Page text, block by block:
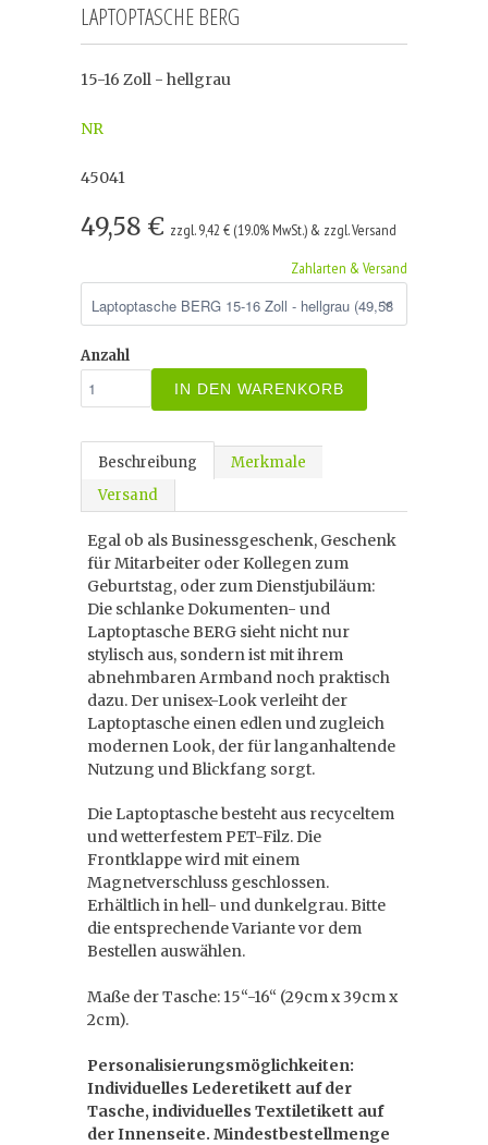
LAPTOPTASCHE BERG
15-16 Zoll - hellgrau
NR
45041
49,58 € zzgl. 9,42 € (19.0% MwSt.) & zzgl. Versand
Zahlarten & Versand
Anzahl
IN DEN WARENKORB
Beschreibung
Merkmale
Versand
Egal ob als Businessgeschenk, Geschenk
für Mitarbeiter oder Kollegen zum
Geburtstag, oder zum Dienstjubiläum:
Die schlanke Dokumenten- und
Laptoptasche BERG sieht nicht nur
stylisch aus, sondern ist mit ihrem
abnehmbaren Armband noch praktisch
dazu. Der unisex-Look verleiht der
Laptoptasche einen edlen und zugleich
modernen Look, der für langanhaltende
Nutzung und Blickfang sorgt.
Die Laptoptasche besteht aus recyceltem
und wetterfestem PET-Filz. Die
Frontklappe wird mit einem
Magnetverschluss geschlossen.
Erhältlich in hell- und dunkelgrau. Bitte
die entsprechende Variante vor dem
Bestellen auswählen.
Maße der Tasche: 15“-16“ (29cm x 39cm x
2cm).
Personalisierungsmöglichkeiten:
Individuelles Lederetikett auf der
Tasche, individuelles Textiletikett auf
der Innenseite. Mindestbestellmenge